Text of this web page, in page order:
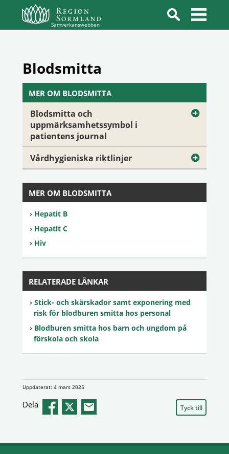
Samverkanswebben
Blodsmitta
MER OM BLODSMITTA
Blodsmitta och
uppmärksamhetssymbol i
patientens journal
Vårdhygieniska riktlinjer
MER OM BLODSMITTA
Hepatit B
Hepatit C
Hiv
RELATERADE LÄNKAR
Stick- och skärskador samt exponering med
risk för blodburen smitta hos personal
Blodburen smitta hos barn och ungdom på
förskola och skola
Uppdaterat: 4 mars 2025
Dela Tyck till